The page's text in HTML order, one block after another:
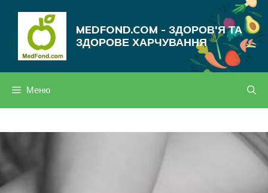
MEDFOND.COM - ЗДОРОВ'Я ТА
ЗДОРОВЕ ХАРЧУВАННЯ
Меню